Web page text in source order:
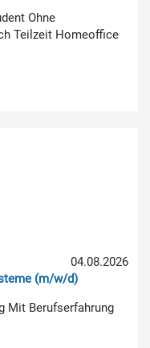
Ohne
Teilzeit Homeoffice
04.08.2026
(m/w/d)
Mit Berufserfahrung